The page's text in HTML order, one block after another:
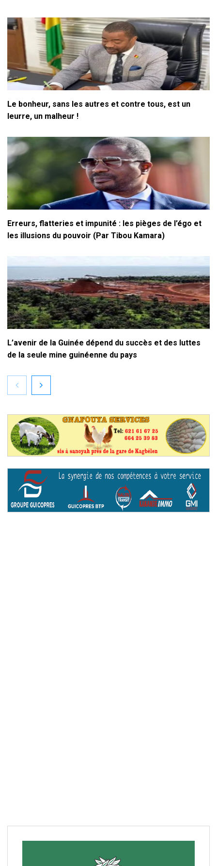
Le bonheur, sans les autres et contre tous, est un
leurre, un malheur !
Erreurs, flatteries et impunité : les pièges de l’égo et
les illusions du pouvoir (Par Tibou Kamara)
L’avenir de la Guinée dépend du succès et des luttes
de la seule mine guinéenne du pays